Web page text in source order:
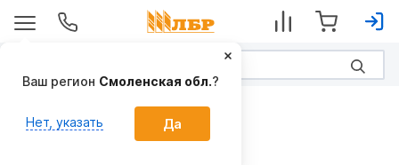
Ваш регион Смоленская обл.?
Нет, указать Да